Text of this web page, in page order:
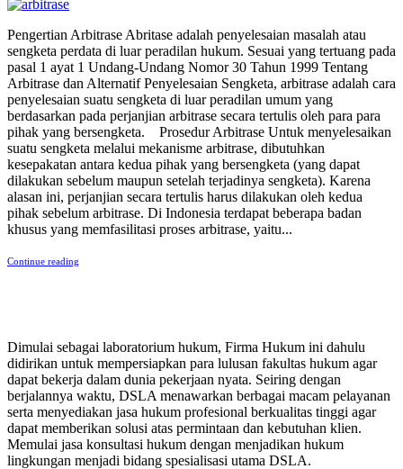
Pengertian Arbitrase Abritase adalah penyelesaian masalah atau
sengketa perdata di luar peradilan hukum. Sesuai yang tertuang pada
pasal 1 ayat 1 Undang-Undang Nomor 30 Tahun 1999 Tentang
Arbitrase dan Alternatif Penyelesaian Sengketa, arbitrase adalah cara
penyelesaian suatu sengketa di luar peradilan umum yang
berdasarkan pada perjanjian arbitrase secara tertulis oleh para para
pihak yang bersengketa. Prosedur Arbitrase Untuk menyelesaikan
suatu sengketa melalui mekanisme arbitrase, dibutuhkan
kesepakatan antara kedua pihak yang bersengketa (yang dapat
dilakukan sebelum maupun setelah terjadinya sengketa). Karena
alasan ini, perjanjian secara tertulis harus dilakukan oleh kedua
pihak sebelum arbitrase. Di Indonesia terdapat beberapa badan
khusus yang memfasilitasi proses arbitrase, yaitu...
Continue reading
Dimulai sebagai laboratorium hukum, Firma Hukum ini dahulu
didirikan untuk mempersiapkan para lulusan fakultas hukum agar
dapat bekerja dalam dunia pekerjaan nyata. Seiring dengan
berjalannya waktu, DSLA menawarkan berbagai macam pelayanan
serta menyediakan jasa hukum profesional berkualitas tinggi agar
dapat memberikan solusi atas permintaan dan kebutuhan klien.
Memulai jasa konsultasi hukum dengan menjadikan hukum
lingkungan menjadi bidang spesialisasi utama DSLA.